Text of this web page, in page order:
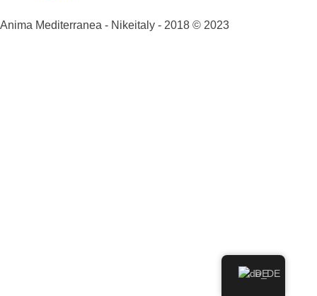
Anima Mediterranea - Nikeitaly - 2018 © 2023
DE